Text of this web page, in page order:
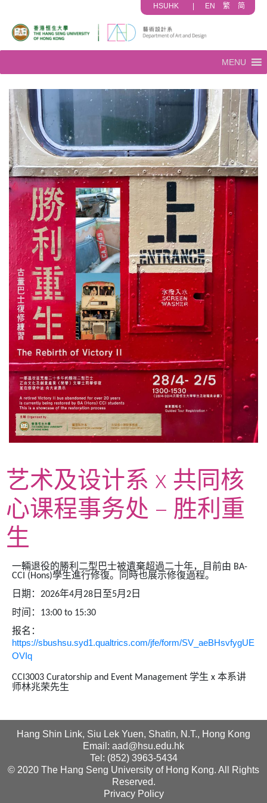
HSUHK EN 繁 简
MENU
艺术及设计系 x 共同核
心课程事务处 – 胜利重
生
一輛退役的勝利二型巴士被遺棄超過二十年，目前由 BA-
CCI (Hons)學生進行修復。同時也展示修復過程。
日期：2026年4月28日至5月2日
时间：13:00 to 15:30
报名：
https://sbushsu.syd1.qualtrics.com/jfe/form/SV_aeBHsvfygUE
OVIq
CCI3003 Curatorship and Event Management 学生 x 本系讲
师林兆荣先生
Hang Shin Link, Siu Lek Yuen, Shatin, N.T., Hong Kong
Email: aad@hsu.edu.hk
Tel: (852) 3963-5434
© 2020 The Hang Seng University of Hong Kong. All Rights
Reserved.
Privacy Policy